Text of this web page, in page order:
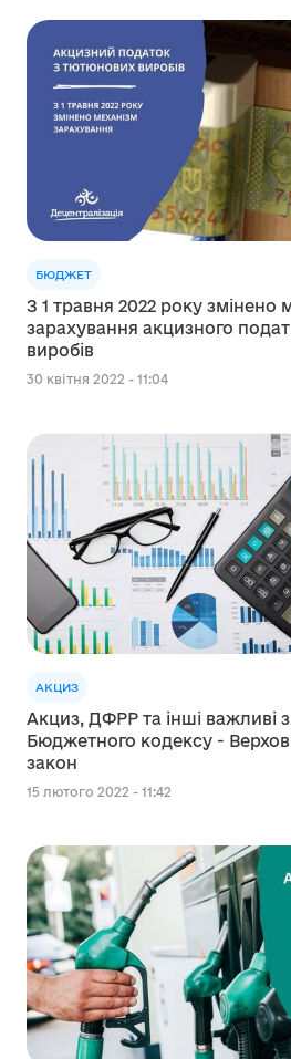
БЮДЖЕТ
З 1 травня 2022 року змінено
зарахування акцизного
виробів
30 квітня 2022 - 11:04
АКЦИЗ
Акциз, ДФРР та інші важливі
Бюджетного кодексу -
закон
15 лютого 2022 - 11:42